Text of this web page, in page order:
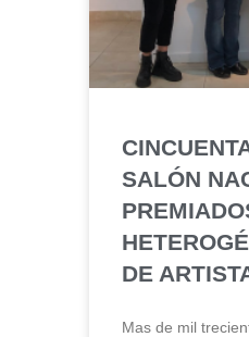
SALÓN
DE
Mas de mil